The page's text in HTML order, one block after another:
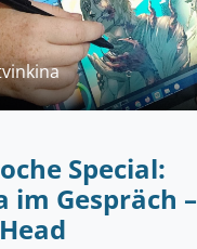
Special:
im Gespräch –